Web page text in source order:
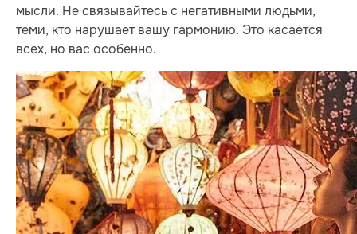
мысли. Не связывайтесь с негативными людьми,
теми, кто нарушает вашу гармонию. Это касается
всех, но вас особенно.